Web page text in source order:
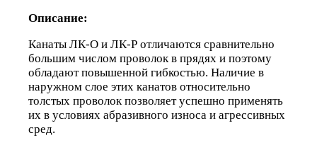
Описание:
Канаты ЛК-О и ЛК-Р отличаются сравнительно
большим числом проволок в прядях и поэтому
обладают повышенной гибкостью. Наличие в
наружном слое этих канатов относительно
толстых проволок позволяет успешно применять
их в условиях абразивного износа и агрессивных
сред.